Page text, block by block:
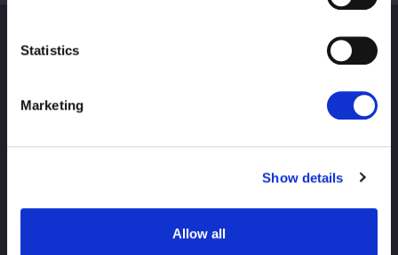
Statistics
Marketing
Show details
Allow all
スケジュール 大会結果